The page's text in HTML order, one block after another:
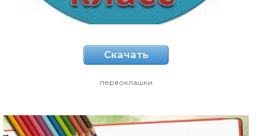
Скачать
первоклашки